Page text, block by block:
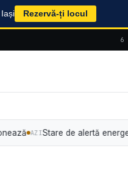
Rezervă-ți locul
6
AZIStare de alertă energetică: